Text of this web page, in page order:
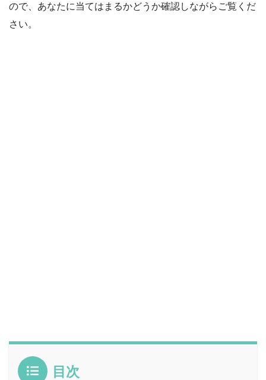
ので、あなたに当てはまるかどうか確認しながらご覧くだ
さい。
目次